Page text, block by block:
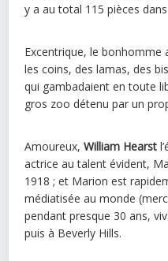
y a au total 115 pièces
Excentrique, le bonhomme
les coins, des lamas, des
qui gambadaient en toute
gros zoo détenu par un
Amoureux,William Hearst
actrice au talent évident,
1918 ; et Marion est
médiatisée au monde
pendant presque 30 ans,
puis à Beverly Hills.